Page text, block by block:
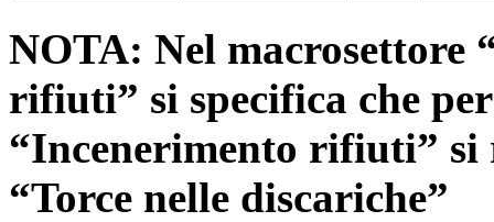
NOTA: Nel macrosettore
rifiuti” si specifica che
“Incenerimento rifiuti”
“Torce nelle discariche”